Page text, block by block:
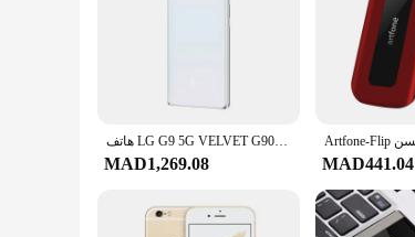
هاتف LG G9 5G VELVET G900TM G900N G900EM 6GB RAM 128GB ROM 6.8 بوصة 48MP + 16MP Snapdragon 765G ثماني النواة هاتف أندرويد الذكي
MAD1,269.08 MAD441.04